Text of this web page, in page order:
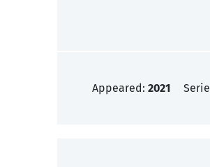
Appeared: 2021